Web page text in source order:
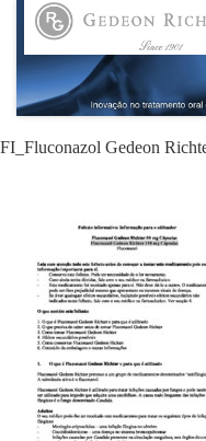
HOME
GEDEON RICHTER
ÁREAS TERAPÊUTICAS
MEDIA
CONTACTOS
FI_Fluconazol Gedeon